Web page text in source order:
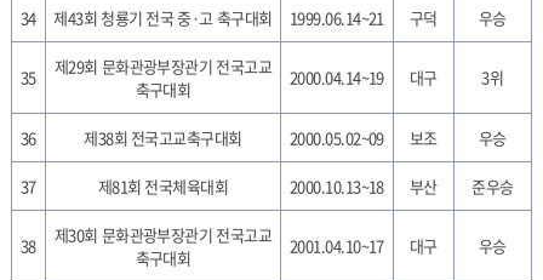
34 제43회 청룡기 전국 중·고 축구대회 1999.06.14~21 구덕 우승
35
제29회 문화관광부장관기 전국고교
축구대회
2000.04.14~19 대구 3위
36 제38회 전국고교축구대회 2000.05.02~09 보조 우승
37 제81회 전국체육대회 2000.10.13~18 부산 준우승
38
제30회 문화관광부장관기 전국고교
축구대회
2001.04.10~17 대구 우승